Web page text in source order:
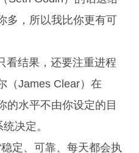
多，所以我比你更有可
看结果，还要注重进程
（James Clear）在
的水平不由你设定的目
决定。
定、可靠、每天都会执